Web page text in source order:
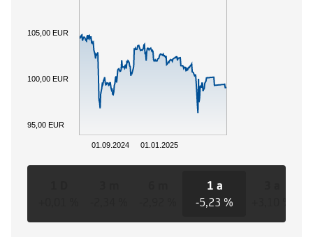
01.01.2025
01.09.2024
95,00 EUR
100,00 EUR
105,00 EUR
1 a
-5,23 %